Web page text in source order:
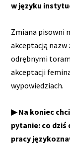
w języku
Zmiana pisowni
akceptacją nazw
odrębnymi
akceptacji
wypowiedziach.
▶ Na koniec
pytanie: co dziś
pracy